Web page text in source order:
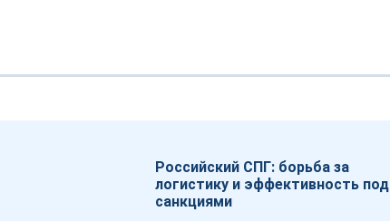
Российский СПГ: борьба за
логистику и эффективность под
санкциями